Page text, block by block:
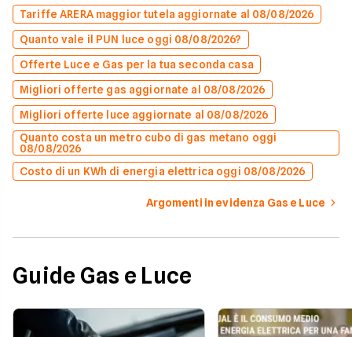
Tariffe ARERA maggior tutela aggiornate al 08/08/2026
Quanto vale il PUN luce oggi 08/08/2026?
Offerte Luce e Gas per la tua seconda casa
Migliori offerte gas aggiornate al 08/08/2026
Migliori offerte luce aggiornate al 08/08/2026
Quanto costa un metro cubo di gas metano oggi
08/08/2026
Costo di un KWh di energia elettrica oggi 08/08/2026
Argomenti in evidenza Gas e Luce
Guide Gas e Luce